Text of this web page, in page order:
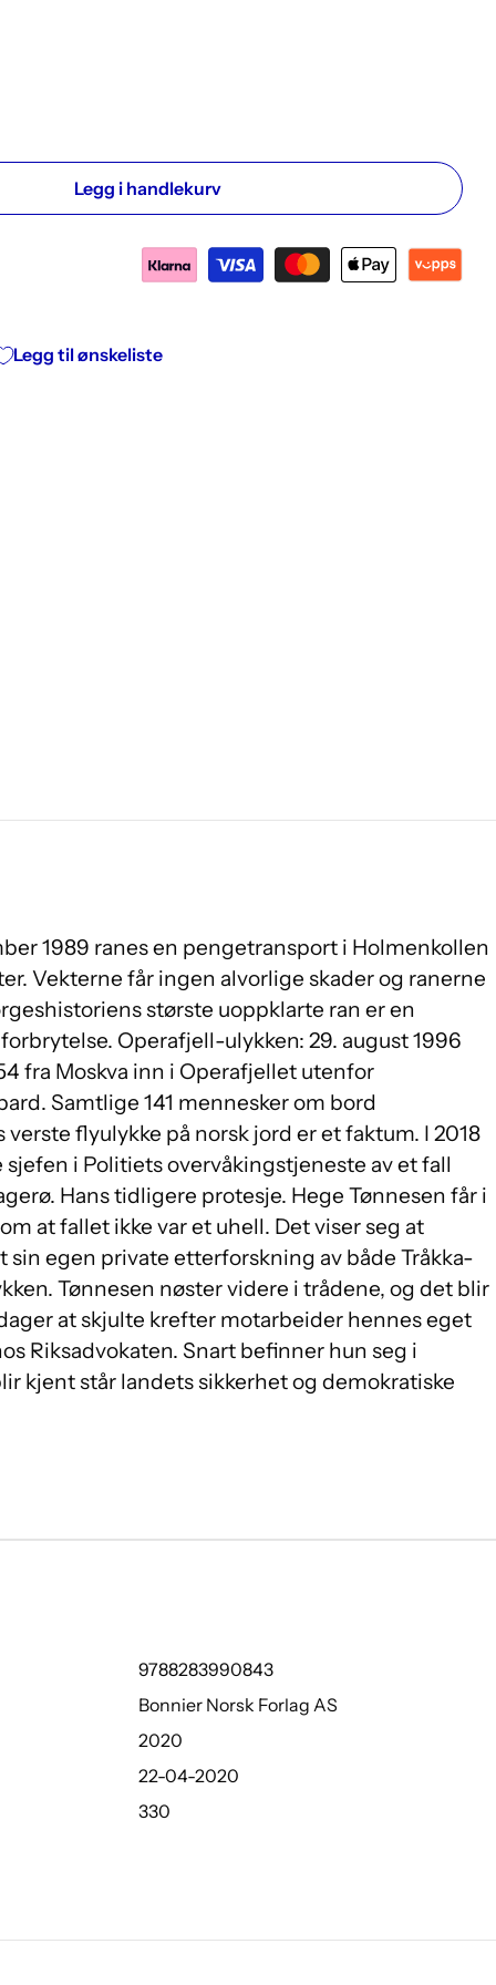
Legg i handlekurv
Legg til ønskeliste
1989 ranes en pengetransport i Holmenkollen
Vekterne får ingen alvorlige skader og ranerne
største uoppklarte ran er en
Operafjell-ulykken: 29. august 1996
fra Moskva inn i Operafjellet utenfor
Samtlige 141 mennesker om bord
flyulykke på norsk jord er et faktum. I 2018
i Politiets overvåkingstjeneste av et fall
Hans tidligere protesje. Hege Tønnesen får i
at fallet ikke var et uhell. Det viser seg at
sin egen private etterforskning av både Tråkka-
Tønnesen nøster videre i trådene, og det blir
at skjulte krefter motarbeider hennes eget
Riksadvokaten. Snart befinner hun seg i
kjent står landets sikkerhet og demokratiske
9788283990843
Bonnier Norsk Forlag AS
2020
22-04-2020
330